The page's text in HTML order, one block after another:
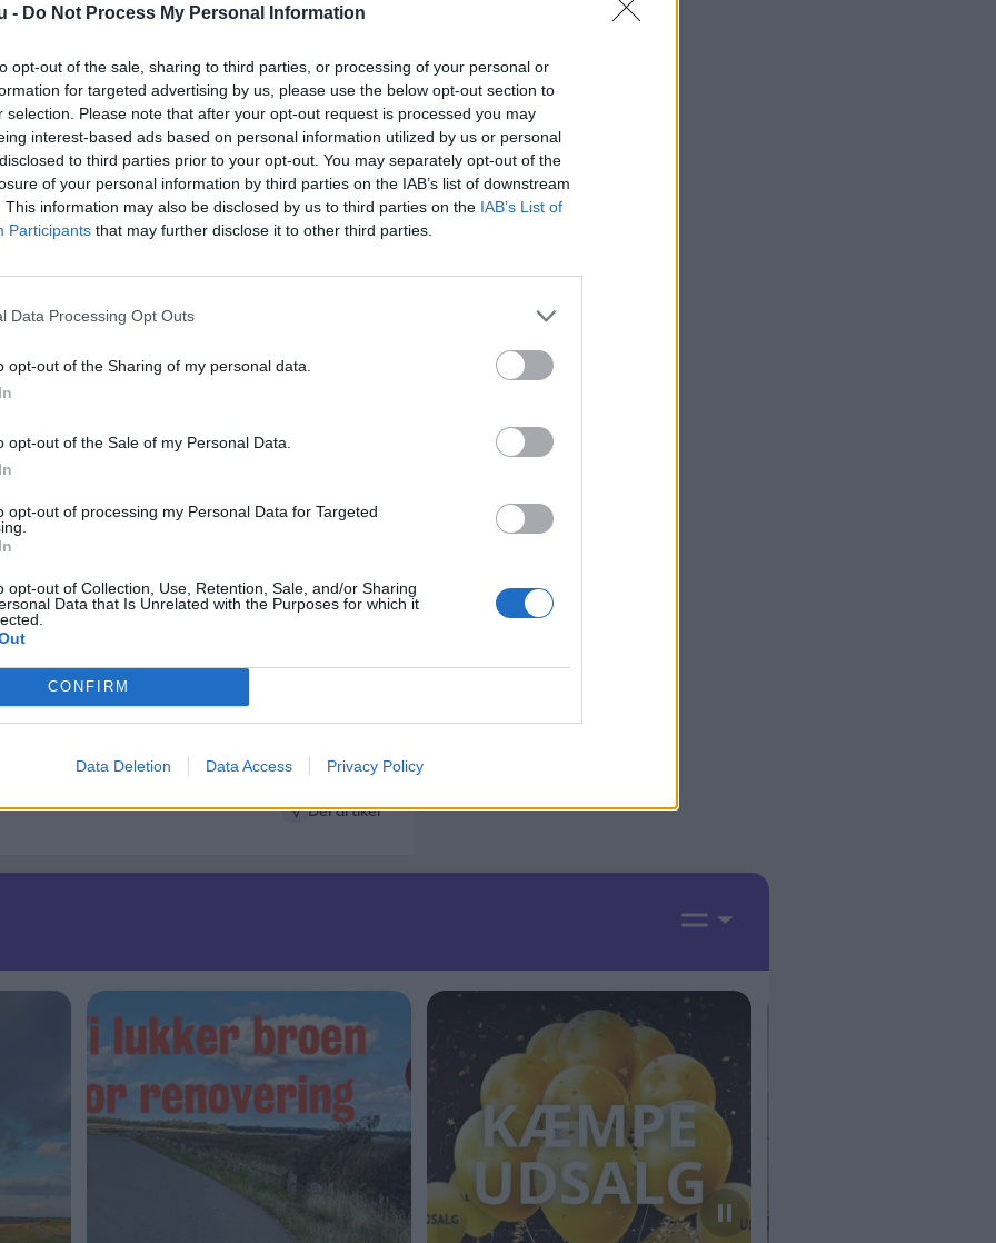
- Do Not Process My Personal Information
opt-out of the sale, sharing to third parties, or processing of your personal or
for targeted advertising by us, please use the below opt-out section to
selection. Please note that after your opt-out request is processed you may
interest-based ads based on personal information utilized by us or personal
to third parties prior to your opt-out. You may separately opt-out of the
of your personal information by third parties on the IAB’s list of downstream
This information may also be disclosed by us to third parties on the IAB’s List of
Participants that may further disclose it to other third parties.
Data Processing Opt Outs
opt-out of the Sharing of my personal data.
opt-out of the Sale of my Personal Data.
opt-out of processing my Personal Data for Targeted
opt-out of Collection, Use, Retention, Sale, and/or Sharing
Data that Is Unrelated with the Purposes for which it
CONFIRM
Data Deletion Data Access Privacy Policy
har ramt plet, er at de tilbyder kendte
med fokus på bæredygtighed, fuld
og kvalitet.
kylling eller kebab, burgere og
Også veganske orientalske
det er da vores drøm at kunne leve
fremtiden, lyder det fra Andreas
der har kendt hinanden siden
arkitektstudiet.
til at møde Deluxe Festival Food
forventer at deltage
måske foodtrucks fra Deluxe
og en stribe festivaler over
og deres ansatte får nok at se til hver
Del artikel